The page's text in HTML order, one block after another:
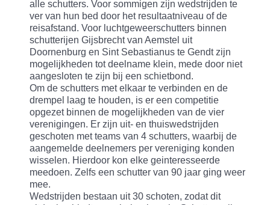
alle schutters. Voor sommigen zijn wedstrijden te
ver van hun bed door het resultaatniveau of de
reisafstand. Voor luchtgeweerschutters binnen
schutterijen Gijsbrecht van Aemstel uit
Doornenburg en Sint Sebastianus te Gendt zijn
mogelijkheden tot deelname klein, mede door niet
aangesloten te zijn bij een schietbond.
Om de schutters met elkaar te verbinden en de
drempel laag te houden, is er een competitie
opgezet binnen de mogelijkheden van de vier
verenigingen. Er zijn uit- en thuiswedstrijden
geschoten met teams van 4 schutters, waarbij de
aangemelde deelnemers per vereniging konden
wisselen. Hierdoor kon elke geinteresseerde
meedoen. Zelfs een schutter van 90 jaar ging weer
mee.
Wedstrijden bestaan uit 30 schoten, zodat dit